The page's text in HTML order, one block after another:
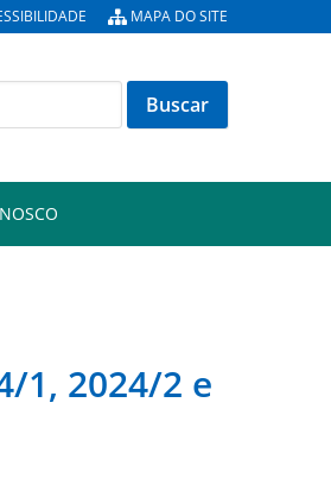
MAPA DO SITE
1, 2024/2 e